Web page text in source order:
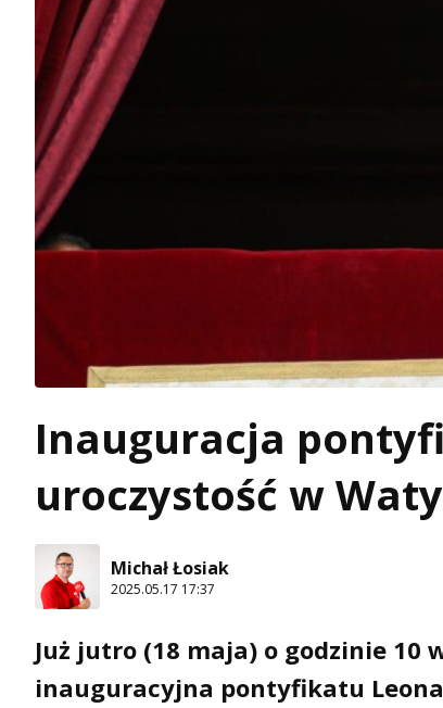
Inauguracja
uroczystość w
Michał Łosiak
2025.05.17 17:37
Już jutro (18 maja) o godzinie 10
inauguracyjna pontyfikatu Leona